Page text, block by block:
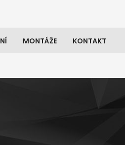
MONTÁŽE KONTAKT